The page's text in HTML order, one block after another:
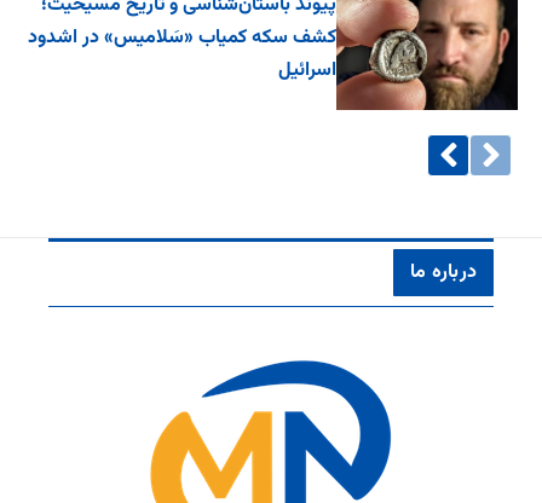
کشف سکه کمیاب «سَلامیس» در اشدود
اسرائیل
درباره ما